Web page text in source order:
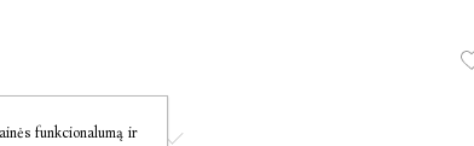
funkcionalumą ir